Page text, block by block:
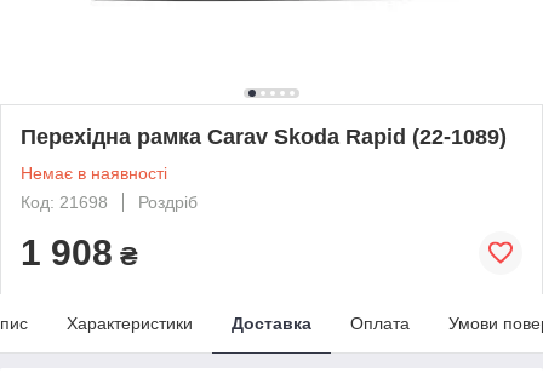
Перехідна рамка Carav Skoda Rapid (22-1089)
Немає в наявності
Код: 21698
Роздріб
1 908 ₴
Характеристики Доставка Оплата Умови